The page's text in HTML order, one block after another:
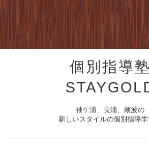
個別指導塾
袖ケ浦、長浦、蔵波の
新しいスタイルの個別指導